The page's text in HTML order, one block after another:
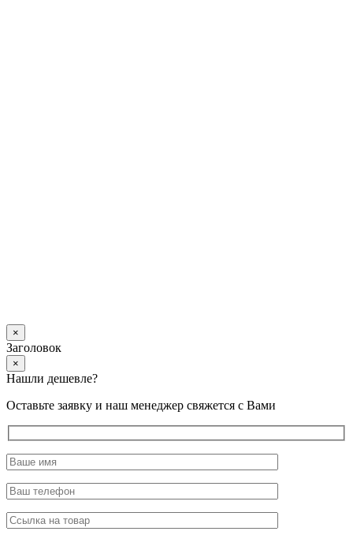
×
Заголовок
×
Нашли дешевле?
Оставьте заявку и наш менеджер свяжется с Вами